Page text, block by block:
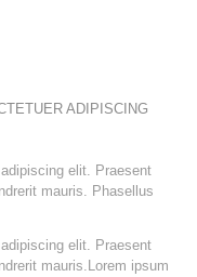
ADIPISCING
elit. Praesent
mauris. Phasellus
elit. Praesent
mauris.Lorem ipsum